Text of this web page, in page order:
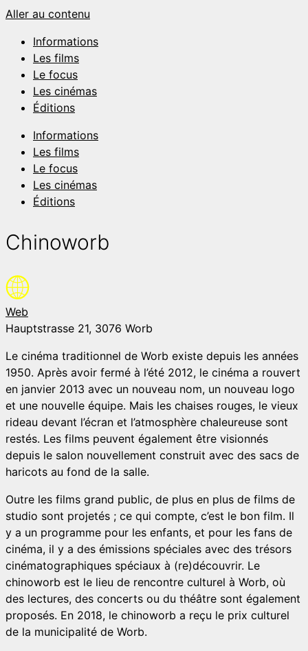
Aller au contenu
Informations
Les films
Le focus
Les cinémas
Éditions
Informations
Les films
Le focus
Les cinémas
Éditions
Chinoworb
Web
Hauptstrasse 21, 3076 Worb
Le cinéma traditionnel de Worb existe depuis les années
1950. Après avoir fermé à l’été 2012, le cinéma a rouvert
en janvier 2013 avec un nouveau nom, un nouveau logo
et une nouvelle équipe. Mais les chaises rouges, le vieux
rideau devant l’écran et l’atmosphère chaleureuse sont
restés. Les films peuvent également être visionnés
depuis le salon nouvellement construit avec des sacs de
haricots au fond de la salle.
Outre les films grand public, de plus en plus de films de
studio sont projetés ; ce qui compte, c’est le bon film. Il
y a un programme pour les enfants, et pour les fans de
cinéma, il y a des émissions spéciales avec des trésors
cinématographiques spéciaux à (re)découvrir. Le
chinoworb est le lieu de rencontre culturel à Worb, où
des lectures, des concerts ou du théâtre sont également
proposés. En 2018, le chinoworb a reçu le prix culturel
de la municipalité de Worb.